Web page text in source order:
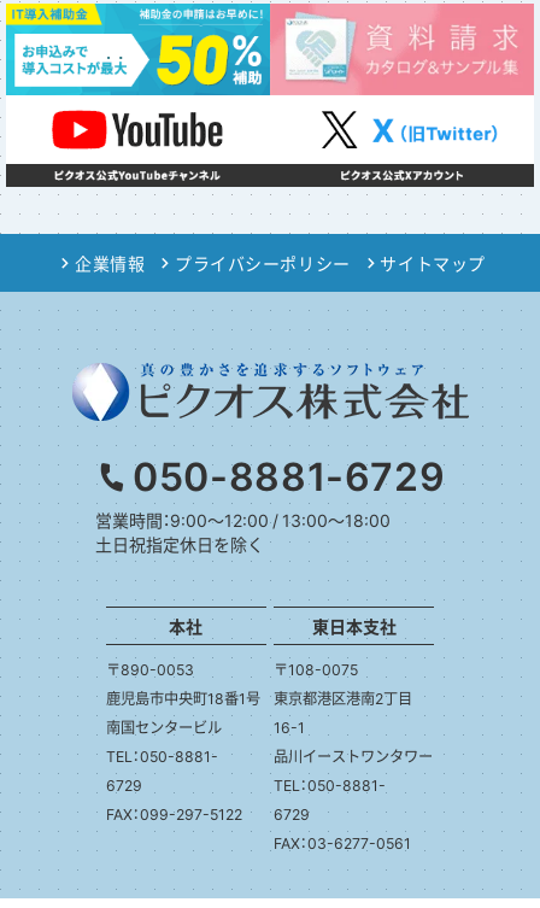
企業情報 プライバシーポリシー サイトマップ
050-8881-6729
営業時間：9:00～12:00 / 13:00～18:00
土日祝指定休日を除く
本社
〒890-0053
鹿児島市中央町18番1号
南国センタービル
TEL：050-8881-
6729
FAX：099-297-5122
東日本支社
〒108-0075
東京都港区港南2丁目
16-1
品川イーストワンタワー
TEL：050-8881-
6729
FAX：03-6277-0561